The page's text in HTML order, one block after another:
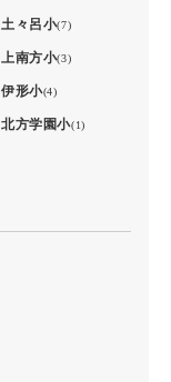
土々呂小(7)
上南方小(3)
伊形小(4)
北方学園小(1)